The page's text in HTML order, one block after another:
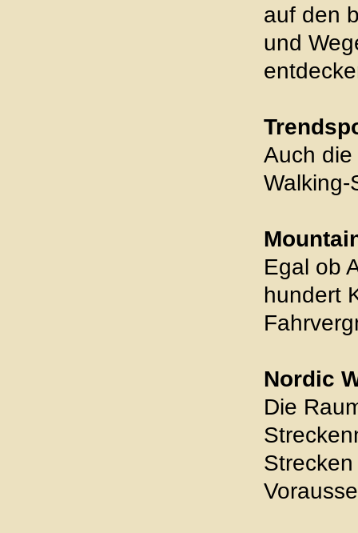
auf den
und
Auch
Egal ob
hundert
Nordic
Die